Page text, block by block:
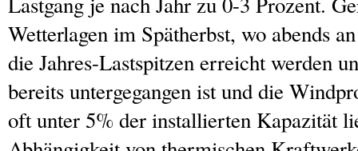
Wetterlagen im Spätherbst, wo abends
die Jahres-Lastspitzen erreicht werden
bereits untergegangen ist und die
oft unter 5% der installierten Kapazität